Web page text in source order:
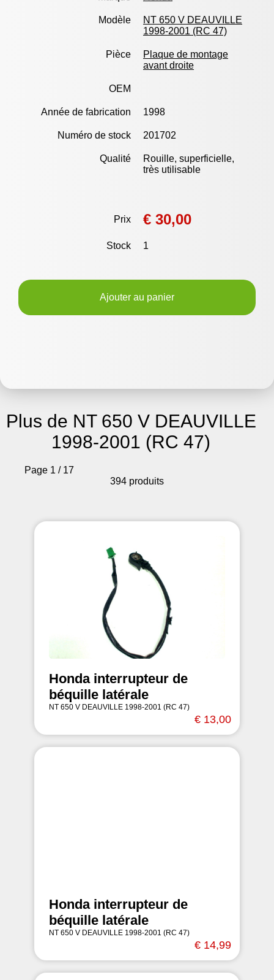
Modèle
NT 650 V DEAUVILLE
1998-2001 (RC 47)
Pièce
Plaque de montage
avant droite
OEM
Année de fabrication 1998
Numéro de stock 201702
Qualité
Rouille, superficielle,
très utilisable
Prix € 30,00
Stock 1
Ajouter au panier
Plus de NT 650 V DEAUVILLE
1998-2001 (RC 47)
Page 1 / 17
394 produits
Honda interrupteur de
béquille latérale
NT 650 V DEAUVILLE 1998-2001 (RC 47)
€ 13,00
Honda interrupteur de
béquille latérale
NT 650 V DEAUVILLE 1998-2001 (RC 47)
€ 14,99